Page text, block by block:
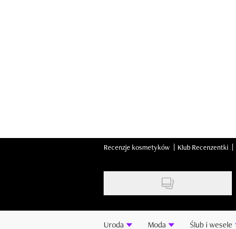
Recenzje kosmetyków Klub Recenzentki
Uroda Moda Ślub i wesele